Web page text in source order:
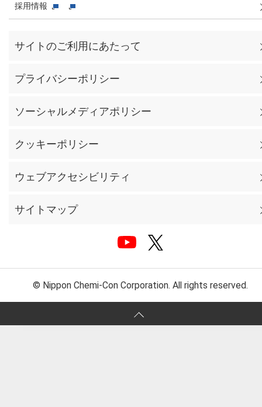
採用情報
サイトのご利用にあたって
プライバシーポリシー
ソーシャルメディアポリシー
クッキーポリシー
ウェブアクセシビリティ
サイトマップ
© Nippon Chemi-Con Corporation. All rights reserved.